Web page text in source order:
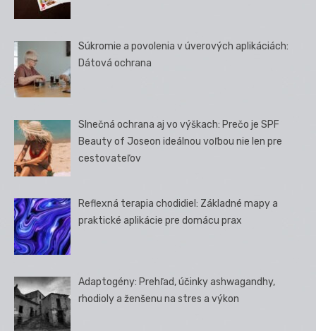
Súkromie a povolenia v úverových aplikáciách:
Dátová ochrana
Slnečná ochrana aj vo výškach: Prečo je SPF
Beauty of Joseon ideálnou voľbou nie len pre
cestovateľov
Reflexná terapia chodidiel: Základné mapy a
praktické aplikácie pre domácu prax
Adaptogény: Prehľad, účinky ashwagandhy,
rhodioly a ženšenu na stres a výkon